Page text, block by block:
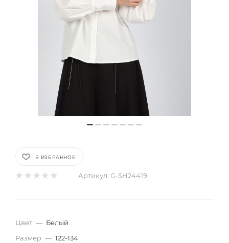
В ИЗБРАННОЕ
Артикул: G-SH24419
Цвет — Белый
Размер — 122-134